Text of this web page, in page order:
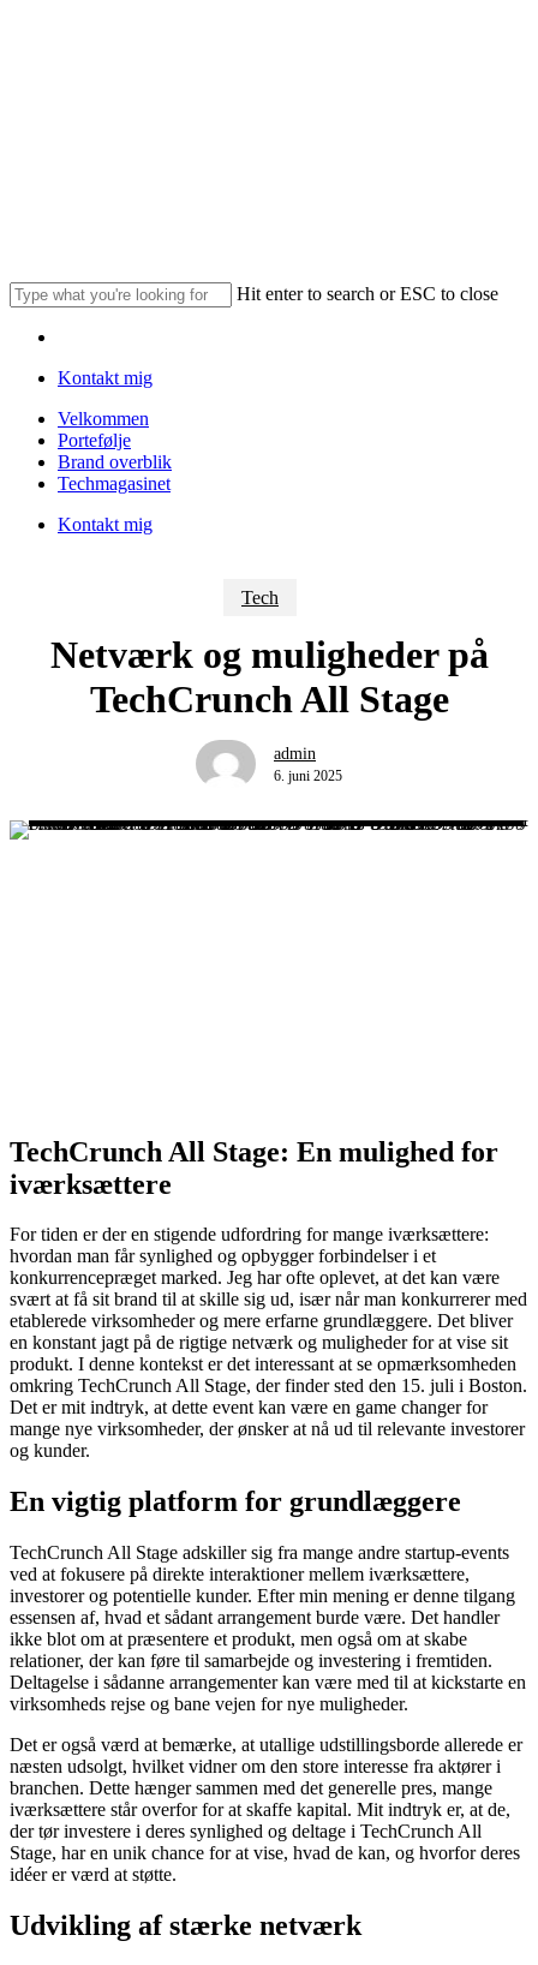
Hit enter to search or ESC to close
Search
Kontakt mig
Menu
Velkommen
Portefølje
Brand overblik
Techmagasinet
Kontakt mig
Tech
Netværk og muligheder på
TechCrunch All Stage
admin
6. juni 2025
TechCrunch All Stage: En mulighed for
iværksættere
For tiden er der en stigende udfordring for mange iværksættere:
hvordan man får synlighed og opbygger forbindelser i et
konkurrencepræget marked. Jeg har ofte oplevet, at det kan være
svært at få sit brand til at skille sig ud, især når man konkurrerer med
etablerede virksomheder og mere erfarne grundlæggere. Det bliver
en konstant jagt på de rigtige netværk og muligheder for at vise sit
produkt. I denne kontekst er det interessant at se opmærksomheden
omkring TechCrunch All Stage, der finder sted den 15. juli i Boston.
Det er mit indtryk, at dette event kan være en game changer for
mange nye virksomheder, der ønsker at nå ud til relevante investorer
og kunder.
En vigtig platform for grundlæggere
TechCrunch All Stage adskiller sig fra mange andre startup-events
ved at fokusere på direkte interaktioner mellem iværksættere,
investorer og potentielle kunder. Efter min mening er denne tilgang
essensen af, hvad et sådant arrangement burde være. Det handler
ikke blot om at præsentere et produkt, men også om at skabe
relationer, der kan føre til samarbejde og investering i fremtiden.
Deltagelse i sådanne arrangementer kan være med til at kickstarte en
virksomheds rejse og bane vejen for nye muligheder.
Det er også værd at bemærke, at utallige udstillingsborde allerede er
næsten udsolgt, hvilket vidner om den store interesse fra aktører i
branchen. Dette hænger sammen med det generelle pres, mange
iværksættere står overfor for at skaffe kapital. Mit indtryk er, at de,
der tør investere i deres synlighed og deltage i TechCrunch All
Stage, har en unik chance for at vise, hvad de kan, og hvorfor deres
idéer er værd at støtte.
Udvikling af stærke netværk